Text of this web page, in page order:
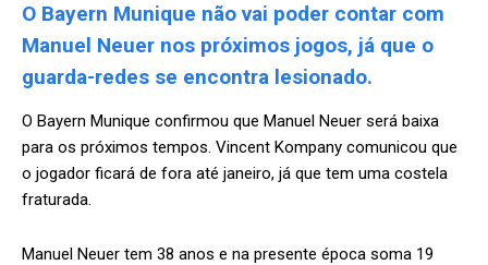
O Bayern Munique não vai poder contar com
Manuel Neuer nos próximos jogos, já que o
guarda-redes se encontra lesionado.
O Bayern Munique confirmou que Manuel Neuer será baixa
para os próximos tempos. Vincent Kompany comunicou que
o jogador ficará de fora até janeiro, já que tem uma costela
fraturada.
Manuel Neuer tem 38 anos e na presente época soma 19